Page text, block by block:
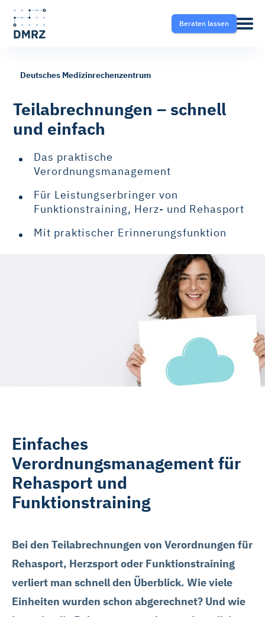
Beraten lassen
Krankentransport- und
Krankentransport
Heilmittel
Hilfsmittel
Selektivverträge
Rehasport & Funktionstraining
FAQ
Ratgeber
Deutsches Medizinrechenzentrum
Teilabrechnungen – schnell
und einfach
Das praktische
Verordnungsmanagement
Für Leistungserbringer von
Funktionstraining, Herz- und Rehasport
Mit praktischer Erinnerungsfunktion
Einfaches
Verordnungsmanagement für
Rehasport und
Funktionstraining
Bei den Teilabrechnungen von Verordnungen für
Rehasport, Herzsport oder Funktionstraining
verliert man schnell den Überblick. Wie viele
Einheiten wurden schon abgerechnet? Und wie